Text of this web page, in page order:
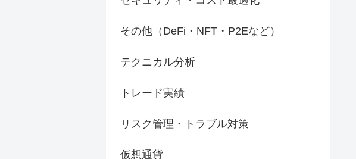
その他（DeFi・NFT・P2Eなど）
テクニカル分析
トレード実績
リスク管理・トラブル対策
仮想通貨